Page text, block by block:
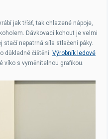
jak tříšť, tak chlazené nápoje,
Dávkovací kohout je velmi
stačí nepatrná síla stlačení páky.
důkladné čištění. Výrobník ledové
víko s vyměnitelnou grafikou.